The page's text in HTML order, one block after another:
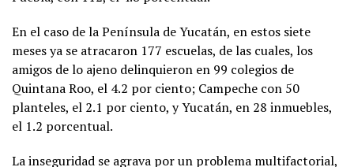
En el caso de la Península de Yucatán, en estos siete
meses ya se atracaron 177 escuelas, de las cuales, los
amigos de lo ajeno delinquieron en 99 colegios de
Quintana Roo, el 4.2 por ciento; Campeche con 50
planteles, el 2.1 por ciento, y Yucatán, en 28 inmuebles,
el 1.2 porcentual.
La inseguridad se agrava por un problema multifactorial,